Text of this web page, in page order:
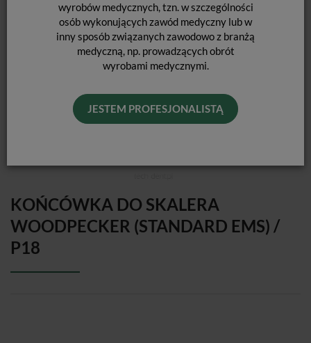
wyrobów medycznych, tzn. w szczególności
osób wykonujących zawód medyczny lub w
inny sposób związanych zawodowo z branżą
medyczną, np. prowadzących obrót
wyrobami medycznymi.
JESTEM PROFESJONALISTĄ
KOŃCÓWKA DO SKALERA
WOODPECKER (STANDARD EMS) /
P18